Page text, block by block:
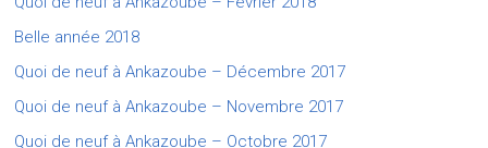
Belle année 2018
Quoi de neuf à Ankazoube – Décembre 2017
Quoi de neuf à Ankazoube – Novembre 2017
Quoi de neuf à Ankazoube – Octobre 2017